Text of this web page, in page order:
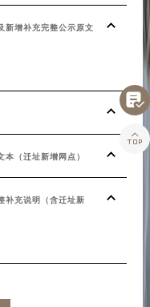
新增补充完整公示原文
（迁址新增网点）
补充说明（含迁址新

